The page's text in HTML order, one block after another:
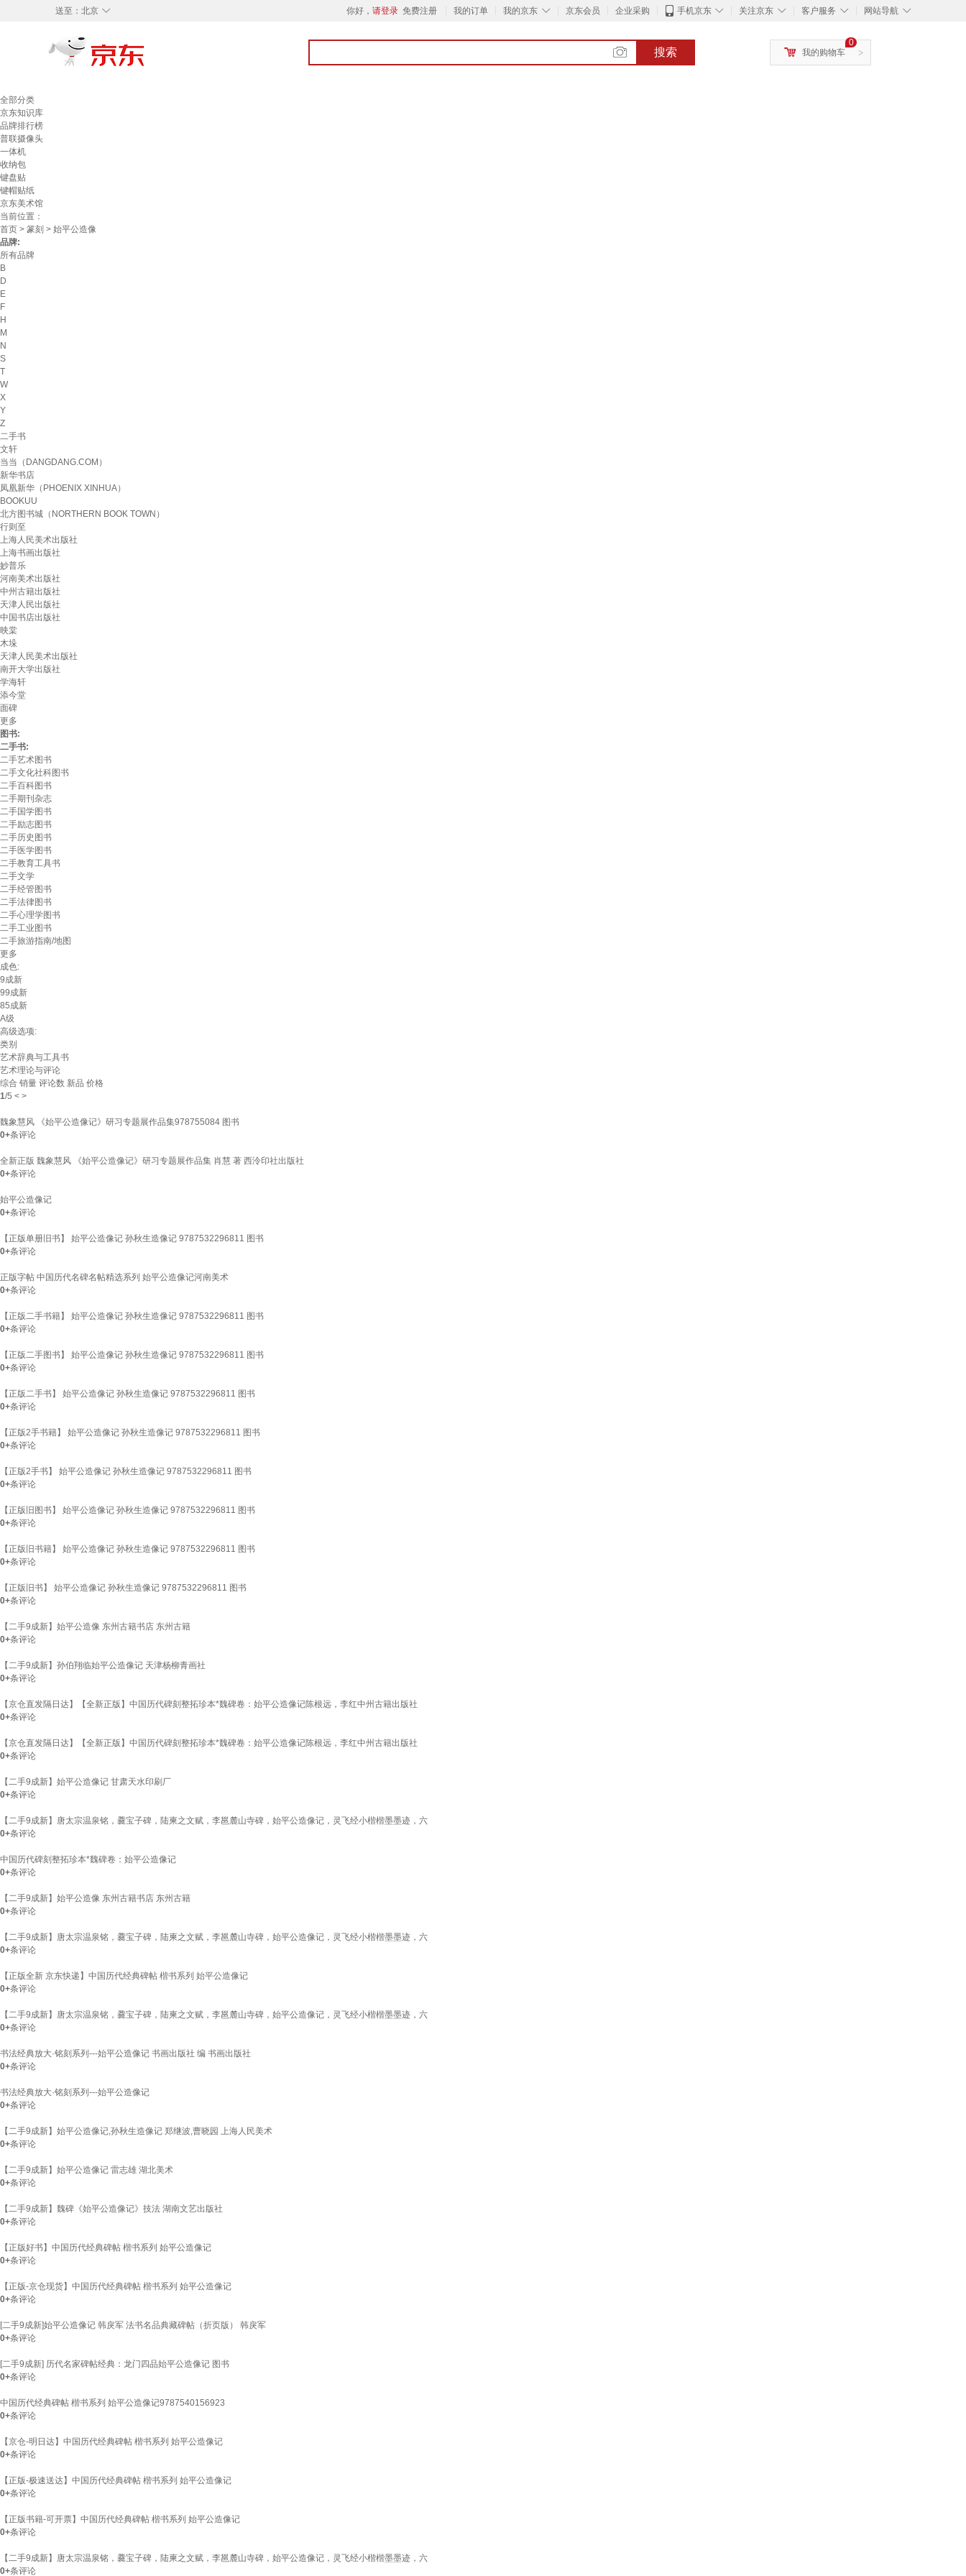
◇
送至： 北京 你好， 请登录 免费注册 我的订单 ◇
我的京东 京东会员 企业采购 ◇
手机京东 ◇
关注京东 ◇
客户服务 ◇
网站导航
搜索 >
0
我的购物车
全部分类
京东知识库
品牌排行榜
普联摄像头
一体机
收纳包
键盘贴
键帽贴纸
京东美术馆
当前位置：
首页 > 篆刻 > 始平公造像
品牌:
所有品牌
B
D
E
F
H
M
N
S
T
W
X
Y
Z
二手书
文轩
当当（DANGDANG.COM）
新华书店
凤凰新华（PHOENIX XINHUA）
BOOKUU
北方图书城（NORTHERN BOOK TOWN）
行则至
上海人民美术出版社
上海书画出版社
妙普乐
河南美术出版社
中州古籍出版社
天津人民出版社
中国书店出版社
映棠
木垛
天津人民美术出版社
南开大学出版社
学海轩
添今堂
面碑
更多
图书:
二手书:
二手艺术图书
二手文化社科图书
二手百科图书
二手期刊杂志
二手国学图书
二手励志图书
二手历史图书
二手医学图书
二手教育工具书
二手文学
二手经管图书
二手法律图书
二手心理学图书
二手工业图书
二手旅游指南/地图
更多
成色:
9成新
99成新
85成新
A级
高级选项:
类别
艺术辞典与工具书
艺术理论与评论
综合 销量 评论数 新品 价格
1/5 < >
魏象慧风 《始平公造像记》研习专题展作品集978755084 图书
0+条评论
全新正版 魏象慧风 《始平公造像记》研习专题展作品集 肖慧 著 西泠印社出版社
0+条评论
始平公造像记
0+条评论
【正版单册旧书】 始平公造像记 孙秋生造像记 9787532296811 图书
0+条评论
正版字帖 中国历代名碑名帖精选系列 始平公造像记河南美术
0+条评论
【正版二手书籍】 始平公造像记 孙秋生造像记 9787532296811 图书
0+条评论
【正版二手图书】 始平公造像记 孙秋生造像记 9787532296811 图书
0+条评论
【正版二手书】 始平公造像记 孙秋生造像记 9787532296811 图书
0+条评论
【正版2手书籍】 始平公造像记 孙秋生造像记 9787532296811 图书
0+条评论
【正版2手书】 始平公造像记 孙秋生造像记 9787532296811 图书
0+条评论
【正版旧图书】 始平公造像记 孙秋生造像记 9787532296811 图书
0+条评论
【正版旧书籍】 始平公造像记 孙秋生造像记 9787532296811 图书
0+条评论
【正版旧书】 始平公造像记 孙秋生造像记 9787532296811 图书
0+条评论
【二手9成新】始平公造像 东州古籍书店 东州古籍
0+条评论
【二手9成新】孙伯翔临始平公造像记 天津杨柳青画社
0+条评论
【京仓直发隔日达】【全新正版】中国历代碑刻整拓珍本*魏碑卷：始平公造像记陈根远，李红中州古籍出版社
0+条评论
【京仓直发隔日达】【全新正版】中国历代碑刻整拓珍本*魏碑卷：始平公造像记陈根远，李红中州古籍出版社
0+条评论
【二手9成新】始平公造像记 甘肃天水印刷厂
0+条评论
【二手9成新】唐太宗温泉铭，爨宝子碑，陆柬之文赋，李邕麓山寺碑，始平公造像记，灵飞经小楷楷墨墨迹，六
0+条评论
中国历代碑刻整拓珍本*魏碑卷：始平公造像记
0+条评论
【二手9成新】始平公造像 东州古籍书店 东州古籍
0+条评论
【二手9成新】唐太宗温泉铭，爨宝子碑，陆柬之文赋，李邕麓山寺碑，始平公造像记，灵飞经小楷楷墨墨迹，六
0+条评论
【正版全新 京东快递】中国历代经典碑帖 楷书系列 始平公造像记
0+条评论
【二手9成新】唐太宗温泉铭，爨宝子碑，陆柬之文赋，李邕麓山寺碑，始平公造像记，灵飞经小楷楷墨墨迹，六
0+条评论
书法经典放大·铭刻系列---始平公造像记 书画出版社 编 书画出版社
0+条评论
书法经典放大·铭刻系列---始平公造像记
0+条评论
【二手9成新】始平公造像记,孙秋生造像记 郑继波,曹晓园 上海人民美术
0+条评论
【二手9成新】始平公造像记 雷志雄 湖北美术
0+条评论
【二手9成新】魏碑《始平公造像记》技法 湖南文艺出版社
0+条评论
【正版好书】中国历代经典碑帖 楷书系列 始平公造像记
0+条评论
【正版-京仓现货】中国历代经典碑帖 楷书系列 始平公造像记
0+条评论
[二手9成新]始平公造像记 韩戾军 法书名品典藏碑帖（折页版） 韩戾军
0+条评论
[二手9成新] 历代名家碑帖经典：龙门四品始平公造像记 图书
0+条评论
中国历代经典碑帖 楷书系列 始平公造像记9787540156923
0+条评论
【京仓-明日达】中国历代经典碑帖 楷书系列 始平公造像记
0+条评论
【正版-极速送达】中国历代经典碑帖 楷书系列 始平公造像记
0+条评论
【正版书籍-可开票】中国历代经典碑帖 楷书系列 始平公造像记
0+条评论
【二手9成新】唐太宗温泉铭，爨宝子碑，陆柬之文赋，李邕麓山寺碑，始平公造像记，灵飞经小楷楷墨墨迹，六
0+条评论